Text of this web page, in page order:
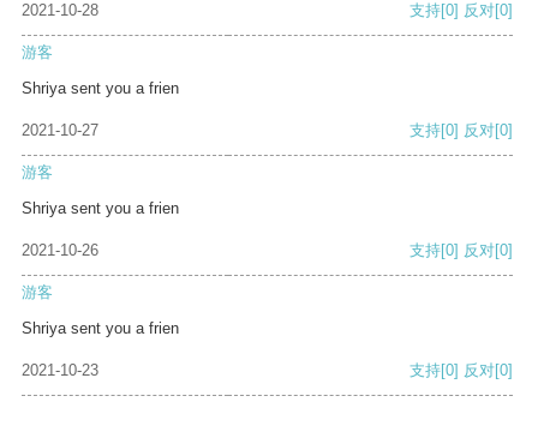
2021-10-28 支持[0] 反对[0]
游客
Shriya sent you a frien
2021-10-27 支持[0] 反对[0]
游客
Shriya sent you a frien
2021-10-26 支持[0] 反对[0]
游客
Shriya sent you a frien
2021-10-23 支持[0] 反对[0]